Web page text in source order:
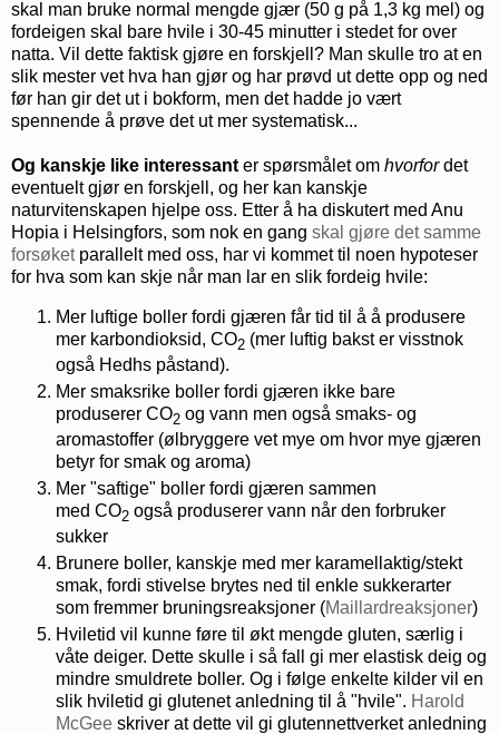
skal man bruke normal mengde gjær (50 g på 1,3 kg mel) og
fordeigen skal bare hvile i 30-45 minutter i stedet for over
natta. Vil dette faktisk gjøre en forskjell? Man skulle tro at en
slik mester vet hva han gjør og har prøvd ut dette opp og ned
før han gir det ut i bokform, men det hadde jo vært
spennende å prøve det ut mer systematisk...
Og kanskje like interessant er spørsmålet om hvorfordet
eventuelt gjør en forskjell, og her kan kanskje
naturvitenskapen hjelpe oss. Etter å ha diskutert med Anu
Hopia i Helsingfors, som nok en gang skal gjøre det samme
forsøketparallelt med oss, har vi kommet til noen hypoteser
for hva som kan skje når man lar en slik fordeig hvile:
Mer luftige boller fordi gjæren får tid til å å produsere
mer karbondioksid, CO2 (mer luftig bakst er visstnok
også Hedhs påstand).
Mer smaksrike boller fordi gjæren ikke bare
produserer CO2 og vann men også smaks- og
aromastoffer (ølbryggere vet mye om hvor mye gjæren
betyr for smak og aroma)
Mer "saftige" boller fordi gjæren sammen
med CO2 også produserer vann når den forbruker
sukker
Brunere boller, kanskje med mer karamellaktig/stekt
smak, fordi stivelse brytes ned til enkle sukkerarter
som fremmer bruningsreaksjoner (Maillardreaksjoner)
Hviletid vil kunne føre til økt mengde gluten, særlig i
våte deiger. Dette skulle i så fall gi mer elastisk deig og
mindre smuldrete boller. Og i følge enkelte kilder vil en
slik hviletid gi glutenet anledning til å "hvile". Harold
McGee skriver at dette vil gi glutennettverket anledning